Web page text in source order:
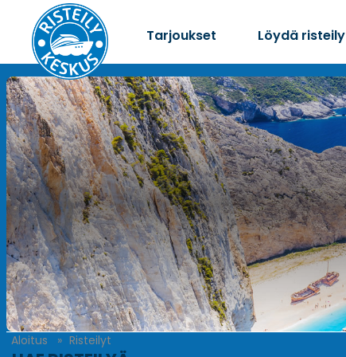
Tarjoukset Löydä risteily
Aloitus Risteilyt